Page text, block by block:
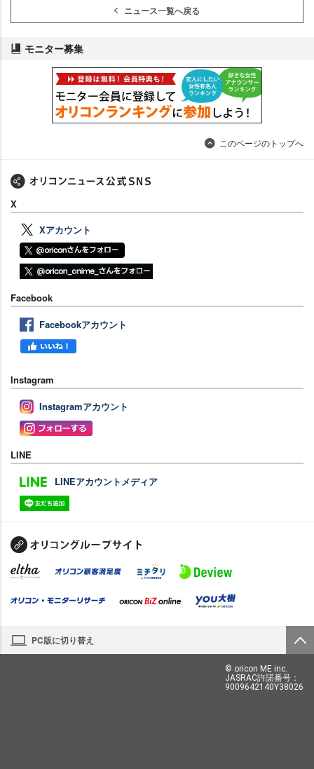
ニュース一覧へ戻る
モニター募集
このページのトップへ
X
Xアカウント
Facebook
Facebookアカウント
Instagram
Instagramアカウント
LINE
LINEアカウントメディア
PC版に切り替え
© oricon ME inc.
JASRAC許諾番号：
9009642140Y38026